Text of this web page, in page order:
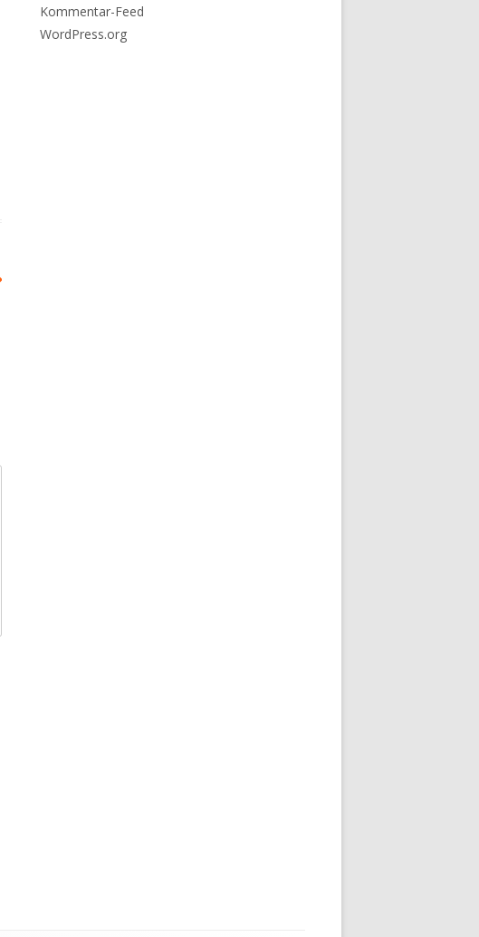
Kommentar-Feed
WordPress.org